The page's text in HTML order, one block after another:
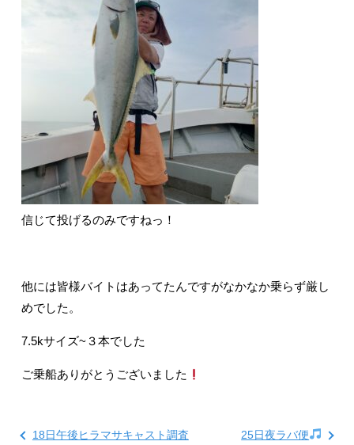
信じて投げるのみですねっ！
他には皆様バイトはあってたんですがなかなか乗らず厳し
めでした。
7.5kサイズ~３本でした
ご乗船ありがとうございました
18日午後ヒラマサキャスト調査 25日夜ラバ便